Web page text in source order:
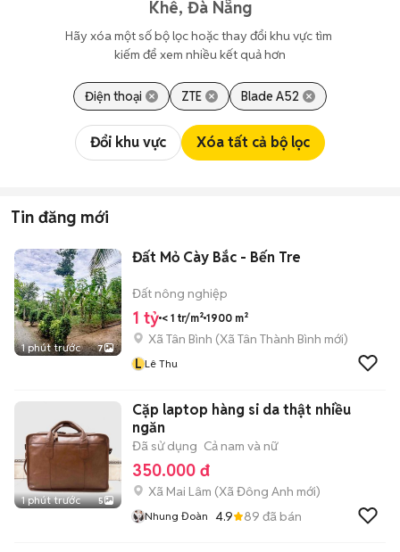
Khê, Đà Nẵng
Hãy xóa một số bộ lọc hoặc thay đổi khu vực tìm
kiếm để xem nhiều kết quả hơn
Điện thoại ZTE Blade A52
Đổi khu vực Xóa tất cả bộ lọc
Tin đăng mới
1 phút trước 7
Đất Mỏ Cày Bắc - Bến Tre
Đất nông nghiệp
1 tỷ < 1 tr/m² 1900 m²
Xã Tân Bình (Xã Tân Thành Bình mới)
L Lê Thu
1 phút trước 5
Cặp laptop hàng si da thật nhiều
ngăn
Đã sử dụng Cả nam và nữ
350.000 đ
Xã Mai Lâm (Xã Đông Anh mới)
Nhung Đoàn 4.9 89 đã bán